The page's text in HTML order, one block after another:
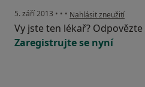
5. září 2013 • • • podle názoru uživatele
Nahlásit zneužití
Vy jste ten lékař?
Zaregistrujte se nyní